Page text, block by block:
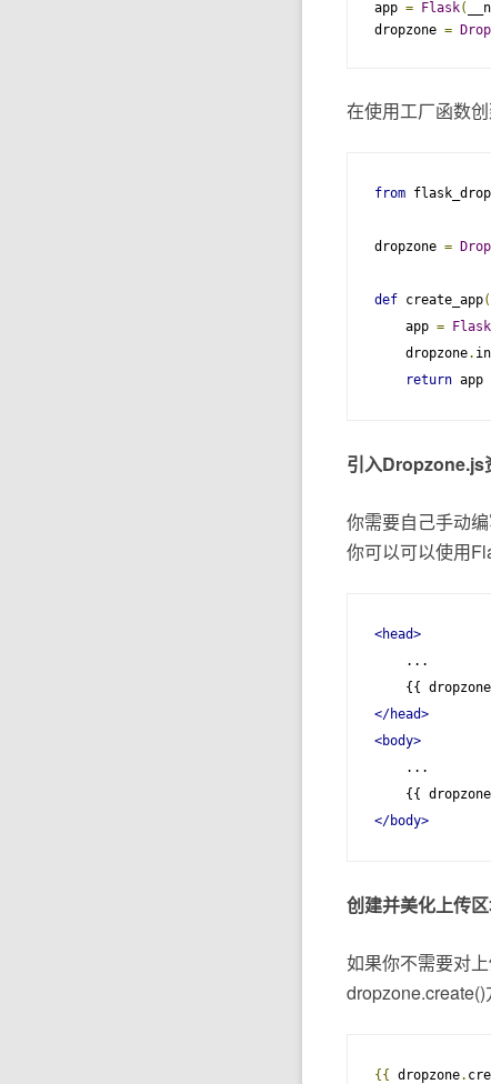
app = Flask(
dropzone =
在使用工厂函数
from
dropzone =
def create_app
    app
= Flask
    dropzone
.
return app
引入Dropzone.js
你需要自己手动
你可以可以使用
<head>
    ...
</head>
<body>
    ...
</body>
创建并美化上传
如果你不需要对
dropzone.create()
{{ dropzone.